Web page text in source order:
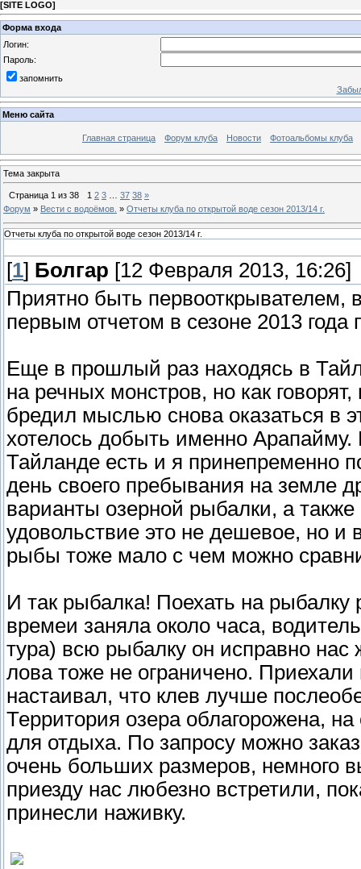
[SITE LOGO]
Форма входа
Логин:
Пароль:
запомнить
Меню сайта
Главная страница Форум клуба Новости Фотоальбомы клуба
Тема закрыта
Страница 1 из 38 1 2 3 37 38 »
Форум » Вести с водоёмов. » Отчеты клуба по открытой воде сезон 2013/14 г.
Отчеты клуба по открытой воде сезон 2013/14 г.
[1] Болгар [12 Февраля 2013, 16:26]
Приятно быть первооткрывателем,
первым отчетом в сезоне 2013 года
Еще в прошлый раз находясь в
на речных монстров, но как
бредил мыслью снова оказаться в
хотелось добыть именно
Тайланде есть и я принепременно
день своего пребывания на земле
варианты озерной рыбалки, а
удовольствие это не дешевое, но и
рыбы тоже мало с чем можно
И так рыбалка! Поехать на
времеи заняла около часа,
тура) всю рыбалку он исправно
лова тоже не ограничено.
настаивал, что клев лучше
Территория озера облагорожена,
для отдыха. По запросу можно
очень больших размеров, немного
приезду нас любезно встретили,
принесли наживку.